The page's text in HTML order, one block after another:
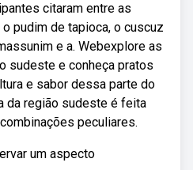
citaram entre as
pudim de tapioca, o cuscuz
e a. Webexplore as
sudeste e conheça pratos
e sabor dessa parte do
da região sudeste é feita
peculiares.
um aspecto